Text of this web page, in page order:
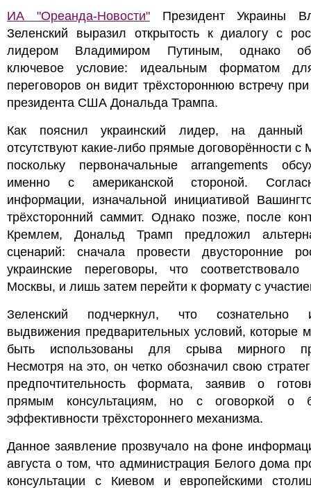
ИА "Ореанда-Новости"Президент Украины
Зеленский выразил открытость к диалогу с
лидером Владимиром Путиным, однако
ключевое условие: идеальным форматом
переговоров он видит трёхстороннюю встречу при
президента США Дональда Трампа.
Как пояснил украинский лидер, на данный
отсутствуют какие-либо прямые договорённости с
поскольку первоначальные arrangements
именно с американской стороной.
информации, изначальной инициативой
трёхсторонний саммит. Однако позже, после
Кремлем, Дональд Трамп предложил
сценарий: сначала провести двусторонние
украинские переговоры, что соответствовало
Москвы, и лишь затем перейти к формату с
Зеленский подчеркнул, что сознательно
выдвижения предварительных условий, которые
быть использованы для срыва мирного
Несмотря на это, он четко обозначил свою
предпочтительность формата, заявив о
прямым консультациям, но с оговоркой о
эффективности трёхстороннего механизма.
Данное заявление прозвучало на фоне
августа о том, что администрация Белого дома
консультации с Киевом и европейскими